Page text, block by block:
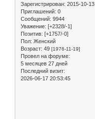
Зарегистрирован: 2015-10-13
Приглашений: 0
Сообщений: 9944
Уважение: [+2328/-1]
Позитив: [+1757/-0]
Пол: Женский
Возраст: 49 [1976-11-19]
Провел на форуме:
5 месяцев 27 дней
Последний визит:
2026-06-17 20:53:45